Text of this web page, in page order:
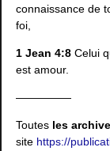
connaissance de
foi,
1 Jean 4:8 Celui
est amour.
—————
Toutes les
site https://